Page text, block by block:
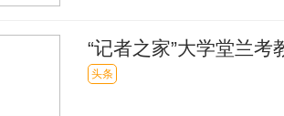
“记者之家”大学堂兰
头条